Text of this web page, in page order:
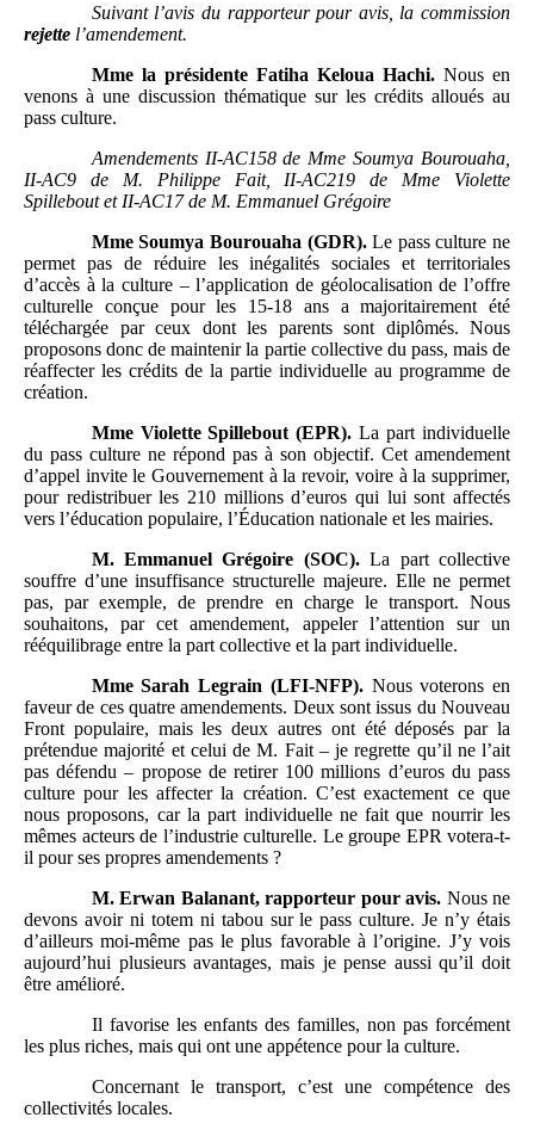
Suivant l’avis du rapporteur pour avis, la commission
rejette l’amendement.
Mme la présidente Fatiha Keloua Hachi.Nous en
venons à une discussion thématique sur les crédits alloués au
pass culture.
Amendements II-AC158 de Mme Soumya Bourouaha,
II-AC9 de M.
Philippe Fait, II-AC219 de Mme
Violette
Spillebout et II-AC17 de M. Emmanuel Grégoire
Mme Soumya Bourouaha (GDR).Le pass culture ne
permet pas de réduire les inégalités sociales et territoriales
d’accès à la culture – l’application de géolocalisation de l’offre
culturelle conçue pour les 15-18 ans a majoritairement été
téléchargée par ceux dont les parents sont diplômés. Nous
proposons donc de maintenir la partie collective du pass, mais de
réaffecter les crédits de la partie individuelle au programme de
création.
Mme Violette Spillebout (EPR). La part individuelle
du pass culture ne répond pas à son objectif. Cet amendement
d’appel invite le Gouvernement à la revoir, voire à la supprimer,
pour redistribuer les 210 millions d’euros qui lui sont affectés
vers l’éducation populaire, l’Éducation nationale et les mairies.
M. Emmanuel Grégoire (SOC).La part collective
souffre d’une insuffisance structurelle majeure. Elle ne permet
pas, par exemple, de prendre en charge le transport. Nous
souhaitons, par cet amendement, appeler l’attention sur un
rééquilibrage entre la part collective et la part individuelle.
Mme Sarah Legrain (LFI-NFP).Nous voterons en
faveur de ces quatre amendements. Deux sont issus du Nouveau
Front populaire, mais les deux autres ont été déposés par la
prétendue majorité et celui de M. Fait – je regrette qu’il ne l’ait
pas défendu – propose de retirer 100 millions d’euros du pass
culture pour les affecter la création. C’est exactement ce que
nous proposons, car la part individuelle ne fait que nourrir les
mêmes acteurs de l’industrie culturelle. Le groupe EPR votera-t-
il pour ses propres amendements ?
M. Erwan Balanant, rapporteur pour avis. Nous ne
devons avoir ni totem ni tabou sur le pass culture. Je n’y étais
d’ailleurs moi-même pas le plus favorable à l’origine. J’y vois
aujourd’hui plusieurs avantages, mais je pense aussi qu’il doit
être amélioré.
Il favorise les enfants des familles, non pas forcément
les plus riches, mais qui ont une appétence pour la culture.
Concernant le transport, c’est une compétence des
collectivités locales.